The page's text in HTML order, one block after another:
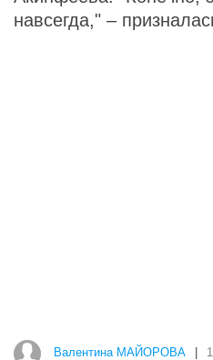
навсегда," –
Валентина МАЙОРОВА